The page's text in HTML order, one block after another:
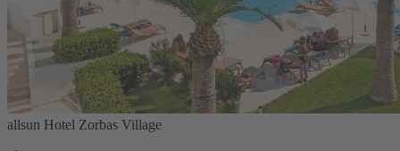
allsun Hotel Zorbas Village